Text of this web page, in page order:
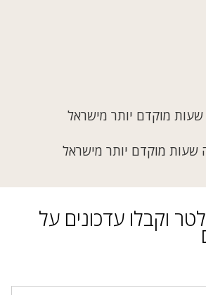
מוקדם יותר מישראל
מוקדם יותר מישראל
וקבלו עדכונים על